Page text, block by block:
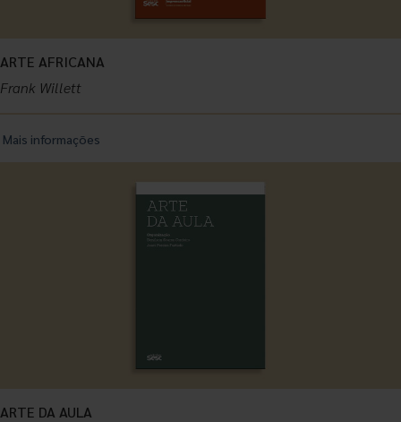
ARTE AFRICANA
Frank Willett
Mais informações
ARTE DA AULA